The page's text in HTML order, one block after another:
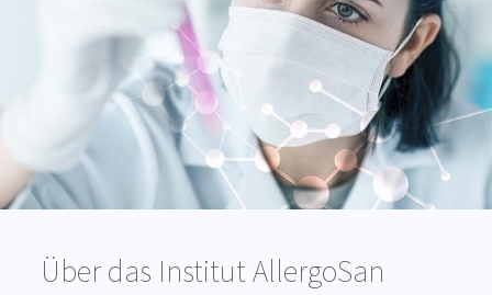
Über das Institut AllergoSan